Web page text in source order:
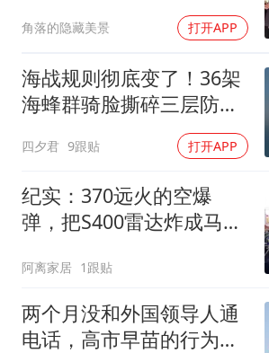
角落的隐藏美景 打开APP
海战规则彻底变了！36架
海蜂群骑脸撕碎三层防空
四夕君 9跟贴 打开APP
纪实：370远火的空爆
弹，把S400雷达炸成马蜂
了
阿离家居 1跟贴
两个月没和外国领导人通
电话，高市早苗的行为让